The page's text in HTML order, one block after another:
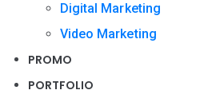
Digital Marketing
Video Marketing
PROMO
PORTFOLIO